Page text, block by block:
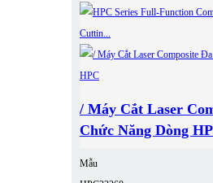
/ Máy Cắt Laser
Chức Năng Dòng
Mẫu